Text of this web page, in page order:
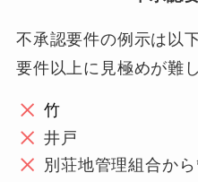
不承認要件の例示は以
要件以上に見極めが難
竹
井戸
別荘地管理組合か